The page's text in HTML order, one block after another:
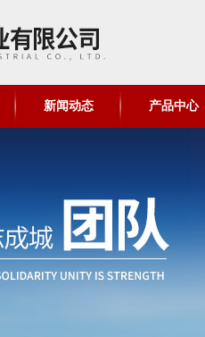
新闻动态 产品中心